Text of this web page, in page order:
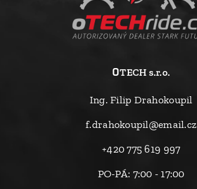
oTECH s.r.o.
Ing. Filip Drahokoupil
f.drahokoupil@email.cz
+420 775 619 997
PO-PÁ: 7:00 - 17:00